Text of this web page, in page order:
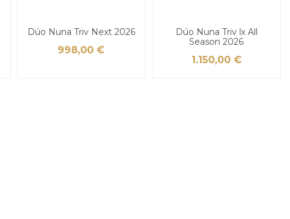
Dúo Nuna Triv Next 2026
998,00 €
Dúo Nuna Triv lx All
Season 2026
1.150,00 €